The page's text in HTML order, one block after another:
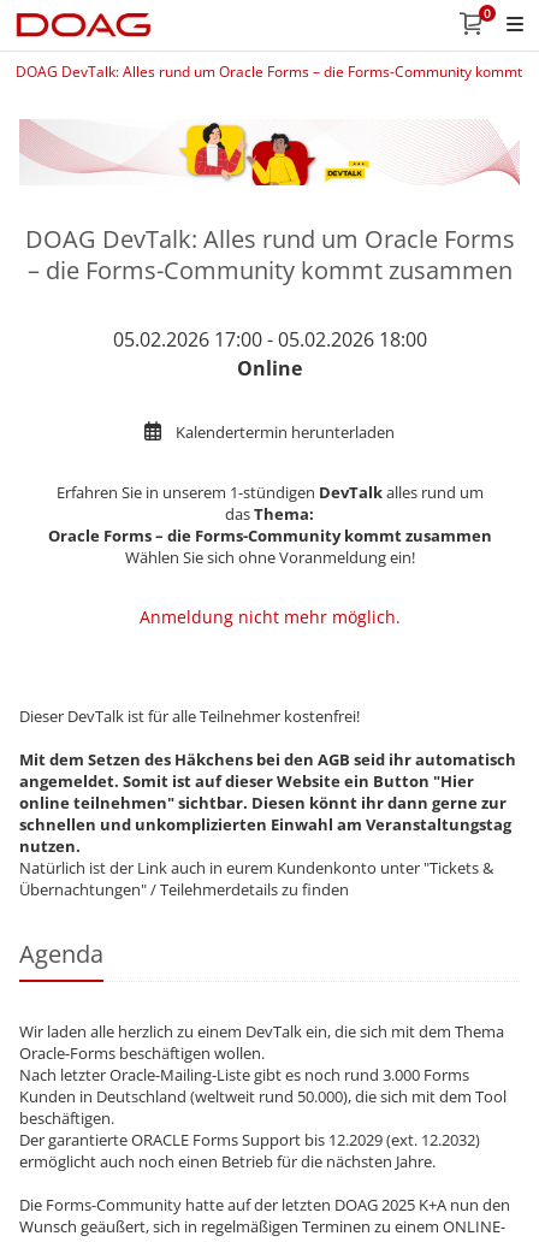
0
DOAG DevTalk: Alles rund um Oracle Forms – die Forms-Community kommt
DOAG DevTalk: Alles rund um Oracle Forms
– die Forms-Community kommt zusammen
05.02.2026 17:00 - 05.02.2026 18:00
Online
Kalendertermin herunterladen
Erfahren Sie in unserem 1-stündigen DevTalkalles rund um
dasThema:
Oracle Forms – die Forms-Community kommt zusammen
Wählen Sie sich ohne Voranmeldung ein!
Anmeldung nicht mehr möglich.
Dieser DevTalk ist für alle Teilnehmer kostenfrei!
Mit dem Setzen des Häkchens bei den AGB seid ihr automatisch
angemeldet. Somit ist auf dieser Website ein Button "Hier
online teilnehmen" sichtbar. Diesen könnt ihr dann gerne zur
schnellen und unkomplizierten Einwahl am Veranstaltungstag
nutzen.
Natürlich ist der Link auch in eurem Kundenkonto unter "Tickets &
Übernachtungen" / Teilehmerdetails zu finden
Agenda
Wir laden alle herzlich zu einem DevTalk ein, die sich mit dem Thema
Oracle-Forms beschäftigen wollen.
Nach letzter Oracle-Mailing-Liste gibt es noch rund 3.000 Forms
Kunden in Deutschland (weltweit rund 50.000), die sich mit dem Tool
beschäftigen.
Der garantierte ORACLE Forms Support bis 12.2029 (ext. 12.2032)
ermöglicht auch noch einen Betrieb für die nächsten Jahre.
Die Forms-Community hatte auf der letzten DOAG 2025 K+A nun den
Wunsch geäußert, sich in regelmäßigen Terminen zu einem ONLINE-